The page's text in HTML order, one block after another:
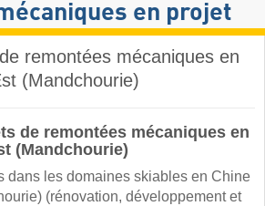
en projet
remontées mécaniques en
(Mandchourie)
de remontées mécaniques en
(Mandchourie)
dans les domaines skiables en Chine
(rénovation, développement et